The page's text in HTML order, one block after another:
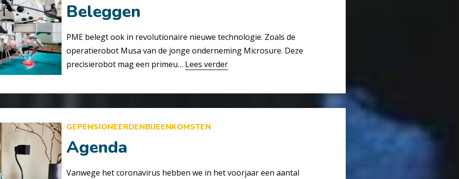
Beleggen
PME belegt ook in revolutionaire nieuwe technologie. Zoals de
operatierobot Musa van de jonge onderneming Microsure. Deze
precisierobot mag een primeu… Lees verder
GEPENSIONEERDENBIJEENKOMSTEN
Agenda
Vanwege het coronavirus hebben we in het voorjaar een aantal